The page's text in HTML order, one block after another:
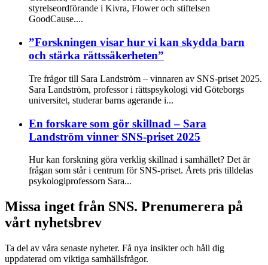
styrelseordförande i Kivra, Flower och stiftelsen
GoodCause....
”Forskningen visar hur vi kan skydda barn
och stärka rättssäkerheten”
Tre frågor till Sara Landström – vinnaren av SNS-priset 2025.
Sara Landström, professor i rättspsykologi vid Göteborgs
universitet, studerar barns agerande i...
En forskare som gör skillnad – Sara
Landström vinner SNS-priset 2025
Hur kan forskning göra verklig skillnad i samhället? Det är
frågan som står i centrum för SNS-priset. Årets pris tilldelas
psykologiprofessorn Sara...
Missa inget från SNS. Prenumerera på
vårt nyhetsbrev
Ta del av våra senaste nyheter. Få nya insikter och håll dig
uppdaterad om viktiga samhällsfrågor.